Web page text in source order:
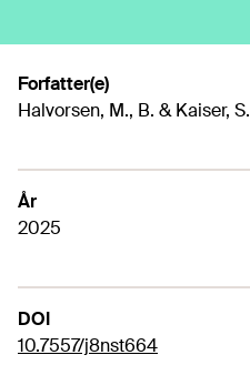
Forfatter(e)
Halvorsen, M., B. & Kaiser, S.
År
2025
DOI
10.7557/j8nst664